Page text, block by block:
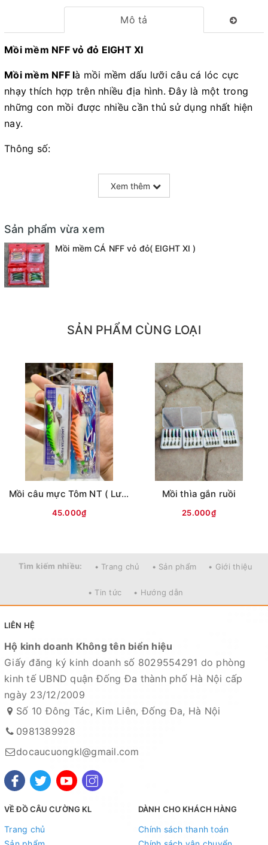
Mô tả
Mồi mềm NFF vỏ đỏ EIGHT XI
Mồi mềm NFF là mồi mềm dấu lưỡi câu cá lóc cực
nhạy thích hợp trên nhiều địa hình. Đây là một trong
những con mồi được nhiều cần thủ sử dụng nhất hiện
nay.
Thông số:
+ Chiều dài: 7cm / 9cm
+ Màu sắc: 7 con một màu trong 1 gói
Cách sử dụng: Sử dụng kết hợp lưỡi móc mồi mềm loại
dấu lưỡi. Khi ném mồi lựa chọn các nơi mà cá có khả
năng trú ẩn cao như ven bờ, kè, nơi có bóng mát hoặc
dòng chảy. Kéo mồi với tốc độ chậm và cố gắng cảm
nhận mọi rung động mà dây truyền tải cho bạn. Khi cá
Xem thêm
Sản phẩm vừa xem
Mồi mềm CÁ NFF vỏ đỏ( EIGHT XI )
SẢN PHẨM CÙNG LOẠI
Mồi câu mực Tôm NT ( Lưng vằn )
45.000₫
Mồi thìa gắn ruồi
25.000₫
Tìm kiếm nhiều: • Trang chủ • Sản phẩm • Giới thiệu
• Tin tức • Hướng dẫn
LIÊN HỆ
Hộ kinh doanh Không tên biển hiệu
Giấy đăng ký kinh doanh số 8029554291 do phòng
kinh tế UBND quận Đống Đa thành phố Hà Nội cấp
ngày 23/12/2009
Số 10 Đông Tác, Kim Liên, Đống Đa, Hà Nội
0981389928
docaucuongkl@gmail.com
VỀ ĐỒ CÂU CƯỜNG KL
Trang chủ
DÀNH CHO KHÁCH HÀNG
Chính sách thanh toán